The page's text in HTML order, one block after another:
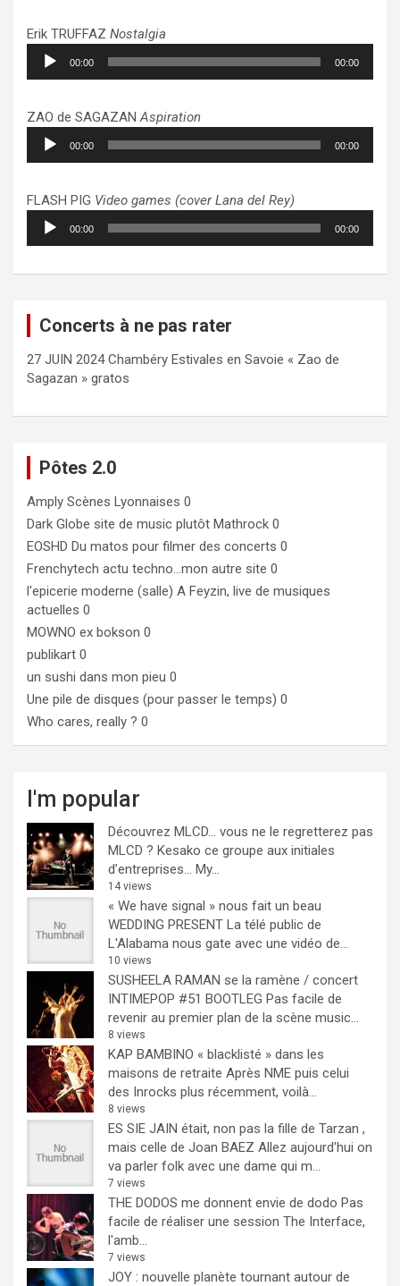
Erik TRUFFAZ Nostalgia
Lecteur
audio
00:00 00:00
ZAO de SAGAZANAspiration
Lecteur
audio
00:00 00:00
FLASH PIG Video games (cover Lana del Rey)
Lecteur
audio
00:00 00:00
Concerts à ne pas rater
27 JUIN 2024 Chambéry Estivales en Savoie « Zao de
Sagazan » gratos
Pôtes 2.0
Amply Scènes Lyonnaises 0
Dark Globe site de music plutôt Mathrock 0
EOSHD Du matos pour filmer des concerts 0
Frenchytech actu techno…mon autre site 0
l'epicerie moderne (salle) A Feyzin, live de musiques
actuelles 0
MOWNO ex bokson 0
publikart 0
un sushi dans mon pieu 0
Une pile de disques (pour passer le temps) 0
Who cares, really ? 0
I'm popular
Découvrez MLCD… vous ne le regretterez pas
MLCD ? Kesako ce groupe aux initiales
d’entreprises… My...
14 views
« We have signal » nous fait un beau
WEDDING PRESENT La télé public de
L'Alabama nous gate avec une vidéo de...
10 views
SUSHEELA RAMAN se la ramène / concert
INTIMEPOP #51 BOOTLEG Pas facile de
revenir au premier plan de la scène music...
8 views
KAP BAMBINO « blacklisté » dans les
maisons de retraite Après NME puis celui
des Inrocks plus récemment, voilà...
8 views
ES SIE JAIN était, non pas la fille de Tarzan ,
mais celle de Joan BAEZ Allez aujourd'hui on
va parler folk avec une dame qui m...
7 views
THE DODOS me donnent envie de dodo Pas
facile de réaliser une session The Interface,
l'amb...
7 views
JOY : nouvelle planète tournant autour de